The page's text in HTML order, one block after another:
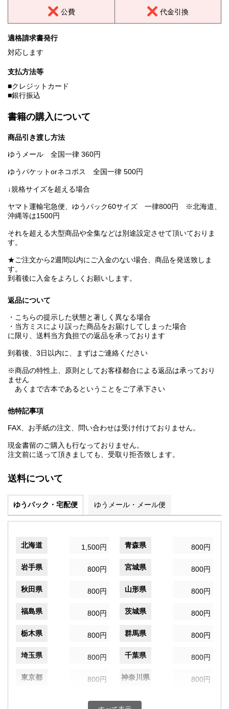
公費 代金引換
適格請求書発行
対応します
支払方法等
■クレジットカード
■銀行振込
書籍の購入について
商品引き渡し方法
ゆうメール 全国一律 360円
ゆうパケットorネコポス 全国一律 500円
↓規格サイズを超える場合
ヤマト運輸宅急便、ゆうパック60サイズ 一律800円 ※北海道、
沖縄等は1500円
それを超える大型商品や全集などは別途設定させて頂いておりま
す。
★ご注文から2週間以内にご入金のない場合、商品を発送致しま
す。
到着後に入金をよろしくお願いします。
返品について
・こちらの提示した状態と著しく異なる場合
・当方ミスにより誤った商品をお届けしてしまった場合
に限り、送料当方負担での返品を承っております
到着後、3日以内に、まずはご連絡ください
※商品の特性上、原則としてお客様都合による返品は承っており
ません
あくまで古本であるということをご了承下さい
他特記事項
FAX、お手紙の注文、問い合わせは受け付けておりません。
現金書留のご購入も行なっておりません。
注文前に送って頂きましても、受取り拒否致します。
送料について
ゆうパック・宅配便 ゆうメール・メール便
北海道 1,500円 青森県 800円
岩手県 800円 宮城県 800円
秋田県 800円 山形県 800円
福島県 800円 茨城県 800円
栃木県 800円 群馬県 800円
埼玉県 800円 千葉県 800円
東京都 800円 神奈川県 800円
800円 富山県